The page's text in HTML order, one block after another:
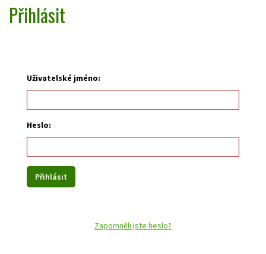
Přihlásit
Uživatelské jméno:
Heslo:
Zapomněli jste heslo?